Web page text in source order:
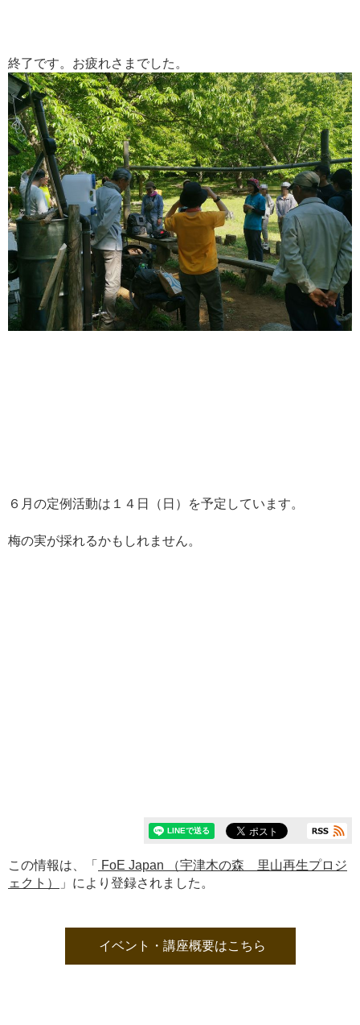
終了です。お疲れさまでした。
６月の定例活動は１４日（日）を予定しています。
梅の実が採れるかもしれません。
この情報は、「
FoE Japan （宇津木の森 里山再生プロジ
ェクト）
」により登録されました。
イベント・講座概要はこちら